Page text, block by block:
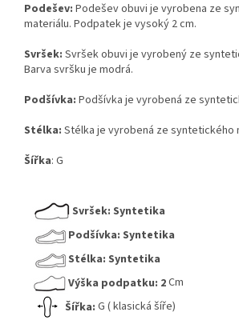
Podešev: Podešev obuvi je vyrobena ze
materiálu. Podpatek je vysoký 2 cm.
Svršek: Svršek obuvi je vyrobený ze
Barva svršku je modrá.
Podšívka: Podšívka je vyrobená ze
Stélka: Stélka je vyrobená ze syntetického
Šířka: G
Svršek: Syntetika
Podšívka: Syntetika
Stélka: Syntetika
Výška podpatku: 2Cm
Šířka: G ( klasická šíře)